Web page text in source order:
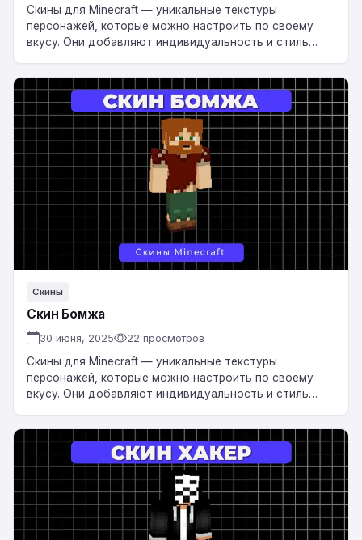
Скины для Minecraft — уникальные текстуры
персонажей, которые можно настроить по своему
вкусу. Они добавляют индивидуальность и стиль
Скин
Бомжа
Скины
Скин Бомжа
30 июня, 2025 22 просмотров
Скины для Minecraft — уникальные текстуры
персонажей, которые можно настроить по своему
вкусу. Они добавляют индивидуальность и стиль
Скин
Хакер